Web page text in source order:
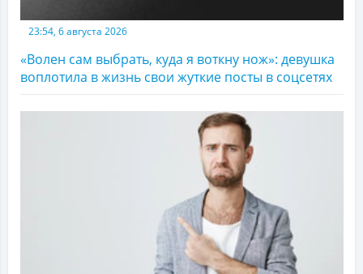
23:54, 6 августа 2026
«Волен сам выбрать, куда я воткну нож»: девушка
воплотила в жизнь свои жуткие посты в соцсетях